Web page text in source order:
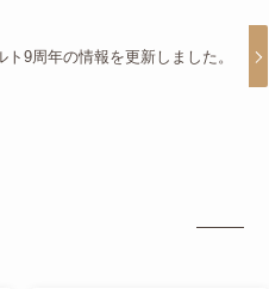
ト9周年の情報を更新しました。